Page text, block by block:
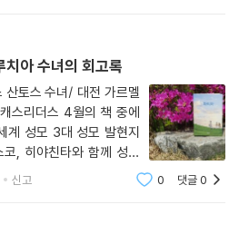
치아 수녀의 회고록
계 성모 3대 성모 발현지
, 히야친타와 함께 성모
이다. 루치아 수
신고 0 댓글0